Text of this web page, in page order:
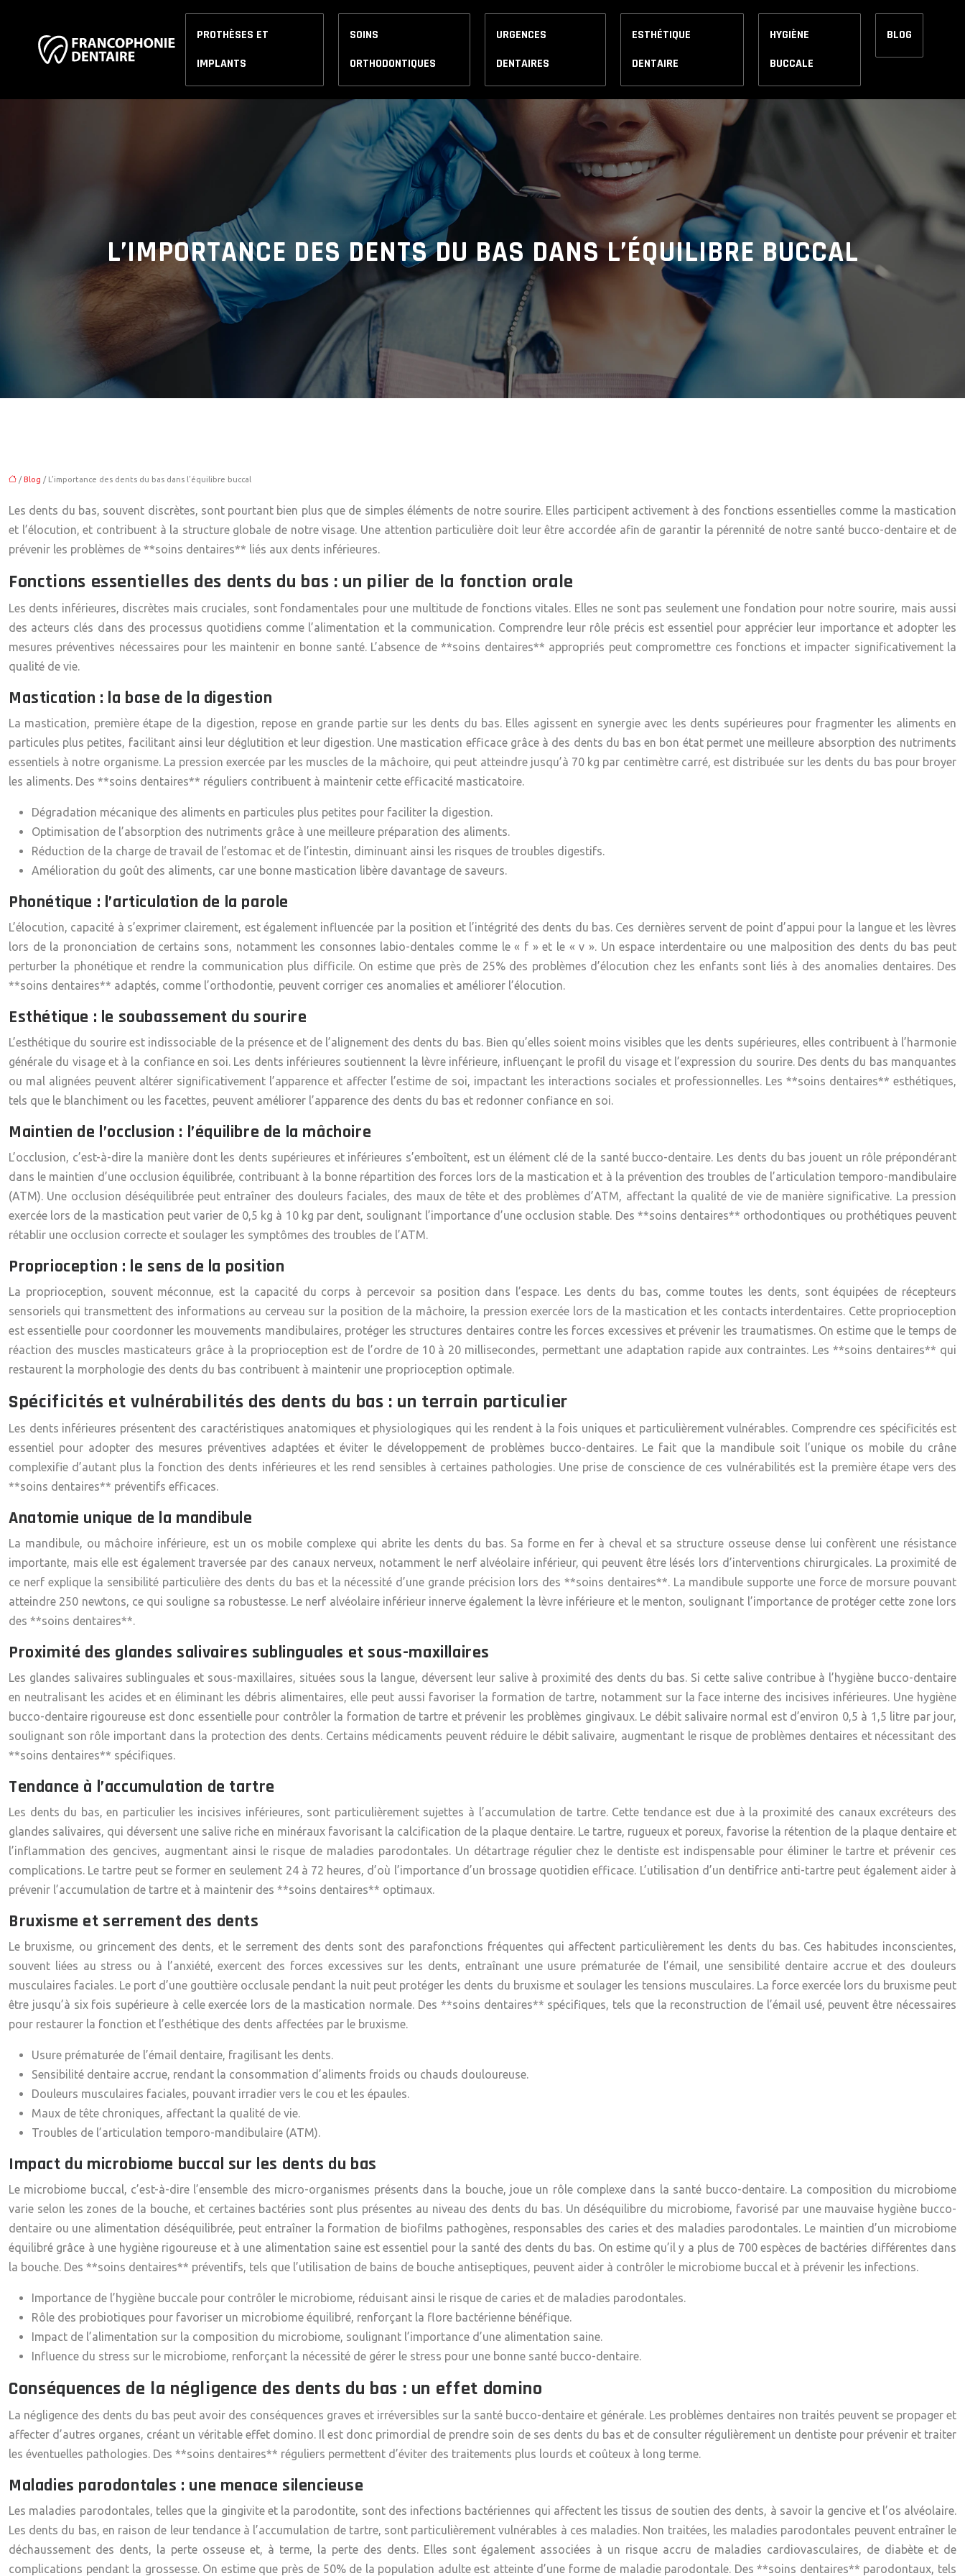
PROTHÈSES ET
IMPLANTS
SOINS
ORTHODONTIQUES
URGENCES
DENTAIRES
ESTHÉTIQUE
DENTAIRE
HYGIÈNE
BUCCALE
BLOG
L’IMPORTANCE DES DENTS DU BAS DANS L’ÉQUILIBRE BUCCAL
/Blog / L’importance des dents du bas dans l’équilibre buccal
Les dents du bas, souvent discrètes, sont pourtant bien plus que de simples éléments de notre sourire. Elles participent activement à des fonctions essentielles comme la mastication
et l’élocution, et contribuent à la structure globale de notre visage. Une attention particulière doit leur être accordée afin de garantir la pérennité de notre santé bucco-dentaire et de
prévenir les problèmes de **soins dentaires** liés aux dents inférieures.
Fonctions essentielles des dents du bas : un pilier de la fonction orale
Les dents inférieures, discrètes mais cruciales, sont fondamentales pour une multitude de fonctions vitales. Elles ne sont pas seulement une fondation pour notre sourire, mais aussi
des acteurs clés dans des processus quotidiens comme l’alimentation et la communication. Comprendre leur rôle précis est essentiel pour apprécier leur importance et adopter les
mesures préventives nécessaires pour les maintenir en bonne santé. L’absence de **soins dentaires** appropriés peut compromettre ces fonctions et impacter significativement la
qualité de vie.
Mastication : la base de la digestion
La mastication, première étape de la digestion, repose en grande partie sur les dents du bas. Elles agissent en synergie avec les dents supérieures pour fragmenter les aliments en
particules plus petites, facilitant ainsi leur déglutition et leur digestion. Une mastication efficace grâce à des dents du bas en bon état permet une meilleure absorption des nutriments
essentiels à notre organisme. La pression exercée par les muscles de la mâchoire, qui peut atteindre jusqu’à 70 kg par centimètre carré, est distribuée sur les dents du bas pour broyer
les aliments. Des **soins dentaires** réguliers contribuent à maintenir cette efficacité masticatoire.
Dégradation mécanique des aliments en particules plus petites pour faciliter la digestion.
Optimisation de l’absorption des nutriments grâce à une meilleure préparation des aliments.
Réduction de la charge de travail de l’estomac et de l’intestin, diminuant ainsi les risques de troubles digestifs.
Amélioration du goût des aliments, car une bonne mastication libère davantage de saveurs.
Phonétique : l’articulation de la parole
L’élocution, capacité à s’exprimer clairement, est également influencée par la position et l’intégrité des dents du bas. Ces dernières servent de point d’appui pour la langue et les lèvres
lors de la prononciation de certains sons, notamment les consonnes labio-dentales comme le « f » et le « v ». Un espace interdentaire ou une malposition des dents du bas peut
perturber la phonétique et rendre la communication plus difficile. On estime que près de 25% des problèmes d’élocution chez les enfants sont liés à des anomalies dentaires. Des
**soins dentaires** adaptés, comme l’orthodontie, peuvent corriger ces anomalies et améliorer l’élocution.
Esthétique : le soubassement du sourire
L’esthétique du sourire est indissociable de la présence et de l’alignement des dents du bas. Bien qu’elles soient moins visibles que les dents supérieures, elles contribuent à l’harmonie
générale du visage et à la confiance en soi. Les dents inférieures soutiennent la lèvre inférieure, influençant le profil du visage et l’expression du sourire. Des dents du bas manquantes
ou mal alignées peuvent altérer significativement l’apparence et affecter l’estime de soi, impactant les interactions sociales et professionnelles. Les **soins dentaires** esthétiques,
tels que le blanchiment ou les facettes, peuvent améliorer l’apparence des dents du bas et redonner confiance en soi.
Maintien de l’occlusion : l’équilibre de la mâchoire
L’occlusion, c’est-à-dire la manière dont les dents supérieures et inférieures s’emboîtent, est un élément clé de la santé bucco-dentaire. Les dents du bas jouent un rôle prépondérant
dans le maintien d’une occlusion équilibrée, contribuant à la bonne répartition des forces lors de la mastication et à la prévention des troubles de l’articulation temporo-mandibulaire
(ATM). Une occlusion déséquilibrée peut entraîner des douleurs faciales, des maux de tête et des problèmes d’ATM, affectant la qualité de vie de manière significative. La pression
exercée lors de la mastication peut varier de 0,5 kg à 10 kg par dent, soulignant l’importance d’une occlusion stable. Des **soins dentaires** orthodontiques ou prothétiques peuvent
rétablir une occlusion correcte et soulager les symptômes des troubles de l’ATM.
Proprioception : le sens de la position
La proprioception, souvent méconnue, est la capacité du corps à percevoir sa position dans l’espace. Les dents du bas, comme toutes les dents, sont équipées de récepteurs
sensoriels qui transmettent des informations au cerveau sur la position de la mâchoire, la pression exercée lors de la mastication et les contacts interdentaires. Cette proprioception
est essentielle pour coordonner les mouvements mandibulaires, protéger les structures dentaires contre les forces excessives et prévenir les traumatismes. On estime que le temps de
réaction des muscles masticateurs grâce à la proprioception est de l’ordre de 10 à 20 millisecondes, permettant une adaptation rapide aux contraintes. Les **soins dentaires** qui
restaurent la morphologie des dents du bas contribuent à maintenir une proprioception optimale.
Spécificités et vulnérabilités des dents du bas : un terrain particulier
Les dents inférieures présentent des caractéristiques anatomiques et physiologiques qui les rendent à la fois uniques et particulièrement vulnérables. Comprendre ces spécificités est
essentiel pour adopter des mesures préventives adaptées et éviter le développement de problèmes bucco-dentaires. Le fait que la mandibule soit l’unique os mobile du crâne
complexifie d’autant plus la fonction des dents inférieures et les rend sensibles à certaines pathologies. Une prise de conscience de ces vulnérabilités est la première étape vers des
**soins dentaires** préventifs efficaces.
Anatomie unique de la mandibule
La mandibule, ou mâchoire inférieure, est un os mobile complexe qui abrite les dents du bas. Sa forme en fer à cheval et sa structure osseuse dense lui confèrent une résistance
importante, mais elle est également traversée par des canaux nerveux, notamment le nerf alvéolaire inférieur, qui peuvent être lésés lors d’interventions chirurgicales. La proximité de
ce nerf explique la sensibilité particulière des dents du bas et la nécessité d’une grande précision lors des **soins dentaires**. La mandibule supporte une force de morsure pouvant
atteindre 250 newtons, ce qui souligne sa robustesse. Le nerf alvéolaire inférieur innerve également la lèvre inférieure et le menton, soulignant l’importance de protéger cette zone lors
des **soins dentaires**.
Proximité des glandes salivaires sublinguales et sous-maxillaires
Les glandes salivaires sublinguales et sous-maxillaires, situées sous la langue, déversent leur salive à proximité des dents du bas. Si cette salive contribue à l’hygiène bucco-dentaire
en neutralisant les acides et en éliminant les débris alimentaires, elle peut aussi favoriser la formation de tartre, notamment sur la face interne des incisives inférieures. Une hygiène
bucco-dentaire rigoureuse est donc essentielle pour contrôler la formation de tartre et prévenir les problèmes gingivaux. Le débit salivaire normal est d’environ 0,5 à 1,5 litre par jour,
soulignant son rôle important dans la protection des dents. Certains médicaments peuvent réduire le débit salivaire, augmentant le risque de problèmes dentaires et nécessitant des
**soins dentaires** spécifiques.
Tendance à l’accumulation de tartre
Les dents du bas, en particulier les incisives inférieures, sont particulièrement sujettes à l’accumulation de tartre. Cette tendance est due à la proximité des canaux excréteurs des
glandes salivaires, qui déversent une salive riche en minéraux favorisant la calcification de la plaque dentaire. Le tartre, rugueux et poreux, favorise la rétention de la plaque dentaire et
l’inflammation des gencives, augmentant ainsi le risque de maladies parodontales. Un détartrage régulier chez le dentiste est indispensable pour éliminer le tartre et prévenir ces
complications. Le tartre peut se former en seulement 24 à 72 heures, d’où l’importance d’un brossage quotidien efficace. L’utilisation d’un dentifrice anti-tartre peut également aider à
prévenir l’accumulation de tartre et à maintenir des **soins dentaires** optimaux.
Bruxisme et serrement des dents
Le bruxisme, ou grincement des dents, et le serrement des dents sont des parafonctions fréquentes qui affectent particulièrement les dents du bas. Ces habitudes inconscientes,
souvent liées au stress ou à l’anxiété, exercent des forces excessives sur les dents, entraînant une usure prématurée de l’émail, une sensibilité dentaire accrue et des douleurs
musculaires faciales. Le port d’une gouttière occlusale pendant la nuit peut protéger les dents du bruxisme et soulager les tensions musculaires. La force exercée lors du bruxisme peut
être jusqu’à six fois supérieure à celle exercée lors de la mastication normale. Des **soins dentaires** spécifiques, tels que la reconstruction de l’émail usé, peuvent être nécessaires
pour restaurer la fonction et l’esthétique des dents affectées par le bruxisme.
Usure prématurée de l’émail dentaire, fragilisant les dents.
Sensibilité dentaire accrue, rendant la consommation d’aliments froids ou chauds douloureuse.
Douleurs musculaires faciales, pouvant irradier vers le cou et les épaules.
Maux de tête chroniques, affectant la qualité de vie.
Troubles de l’articulation temporo-mandibulaire (ATM).
Impact du microbiome buccal sur les dents du bas
Le microbiome buccal, c’est-à-dire l’ensemble des micro-organismes présents dans la bouche, joue un rôle complexe dans la santé bucco-dentaire. La composition du microbiome
varie selon les zones de la bouche, et certaines bactéries sont plus présentes au niveau des dents du bas. Un déséquilibre du microbiome, favorisé par une mauvaise hygiène bucco-
dentaire ou une alimentation déséquilibrée, peut entraîner la formation de biofilms pathogènes, responsables des caries et des maladies parodontales. Le maintien d’un microbiome
équilibré grâce à une hygiène rigoureuse et à une alimentation saine est essentiel pour la santé des dents du bas. On estime qu’il y a plus de 700 espèces de bactéries différentes dans
la bouche. Des **soins dentaires** préventifs, tels que l’utilisation de bains de bouche antiseptiques, peuvent aider à contrôler le microbiome buccal et à prévenir les infections.
Importance de l’hygiène buccale pour contrôler le microbiome, réduisant ainsi le risque de caries et de maladies parodontales.
Rôle des probiotiques pour favoriser un microbiome équilibré, renforçant la flore bactérienne bénéfique.
Impact de l’alimentation sur la composition du microbiome, soulignant l’importance d’une alimentation saine.
Influence du stress sur le microbiome, renforçant la nécessité de gérer le stress pour une bonne santé bucco-dentaire.
Conséquences de la négligence des dents du bas : un effet domino
La négligence des dents du bas peut avoir des conséquences graves et irréversibles sur la santé bucco-dentaire et générale. Les problèmes dentaires non traités peuvent se propager et
affecter d’autres organes, créant un véritable effet domino. Il est donc primordial de prendre soin de ses dents du bas et de consulter régulièrement un dentiste pour prévenir et traiter
les éventuelles pathologies. Des **soins dentaires** réguliers permettent d’éviter des traitements plus lourds et coûteux à long terme.
Maladies parodontales : une menace silencieuse
Les maladies parodontales, telles que la gingivite et la parodontite, sont des infections bactériennes qui affectent les tissus de soutien des dents, à savoir la gencive et l’os alvéolaire.
Les dents du bas, en raison de leur tendance à l’accumulation de tartre, sont particulièrement vulnérables à ces maladies. Non traitées, les maladies parodontales peuvent entraîner le
déchaussement des dents, la perte osseuse et, à terme, la perte des dents. Elles sont également associées à un risque accru de maladies cardiovasculaires, de diabète et de
complications pendant la grossesse. On estime que près de 50% de la population adulte est atteinte d’une forme de maladie parodontale. Des **soins dentaires** parodontaux, tels